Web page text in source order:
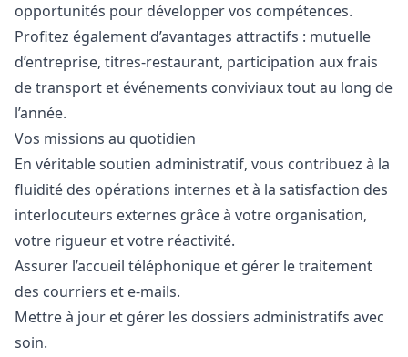
opportunités pour développer vos compétences.
Profitez également d’avantages attractifs : mutuelle
d’entreprise, titres-restaurant, participation aux frais
de transport et événements conviviaux tout au long de
l’année.
Vos missions au quotidien
En véritable soutien administratif, vous contribuez à la
fluidité des opérations internes et à la satisfaction des
interlocuteurs externes grâce à votre organisation,
votre rigueur et votre réactivité.
Assurer l’accueil téléphonique et gérer le traitement
des courriers et e-mails.
Mettre à jour et gérer les dossiers administratifs avec
soin.